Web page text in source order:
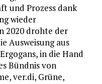
und Prozess dank
wieder
2020 drohte der
Ausweisung aus
in die Hand
Bündnis von
ver.di, Grüne,